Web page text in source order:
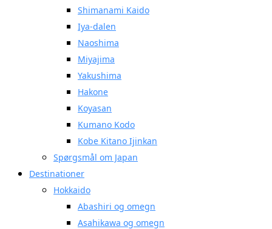
Shimanami Kaido
Iya-dalen
Naoshima
Miyajima
Yakushima
Hakone
Koyasan
Kumano Kodo
Kobe Kitano Ijinkan
Spørgsmål om Japan
Destinationer
Hokkaido
Abashiri og omegn
Asahikawa og omegn